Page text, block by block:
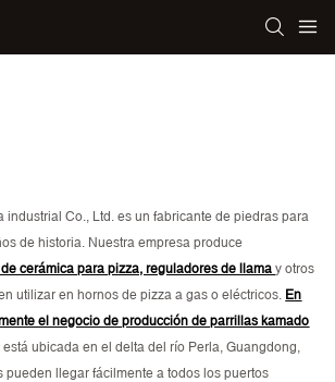
industrial Co., Ltd. es un fabricante de piedras para
de historia. Nuestra empresa produce
cerámica para pizza, reguladores de llamay otros
utilizar en hornos de pizza a gas o eléctricos. En
el negocio de producción de parrillas kamado
está ubicada en el delta del río Perla, Guangdong,
pueden llegar fácilmente a todos los puertos